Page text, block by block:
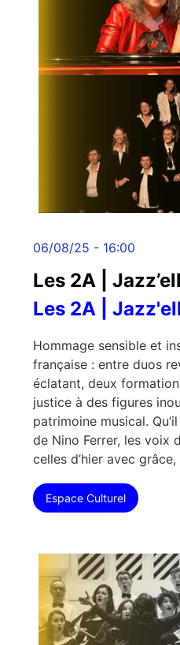
06/08/25 - 16:00
Les 2A |
Les 2A |
Hommage sensible et
française : entre duos
éclatant, deux
justice à des figures
patrimoine musical.
de Nino Ferrer, les voix
celles d’hier avec
Espace Culturel